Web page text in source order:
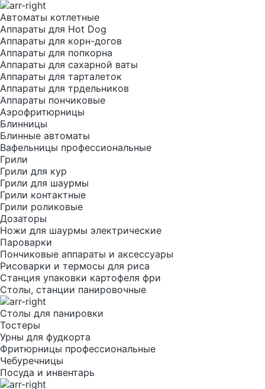
Автоматы котлетные
Аппараты для Hot Dog
Аппараты для корн-догов
Аппараты для попкорна
Аппараты для сахарной ваты
Аппараты для тарталеток
Аппараты для трдельников
Аппараты пончиковые
Аэрофритюрницы
Блинницы
Блинные автоматы
Вафельницы профессиональные
Грили
Грили для кур
Грили для шаурмы
Грили контактные
Грили роликовые
Дозаторы
Ножи для шаурмы электрические
Пароварки
Пончиковые аппараты и аксессуары
Рисоварки и термосы для риса
Станция упаковки картофеля фри
Столы, станции панировочные
Столы для панировки
Тостеры
Урны для фудкорта
Фритюрницы профессиональные
Чебуречницы
Посуда и инвентарь